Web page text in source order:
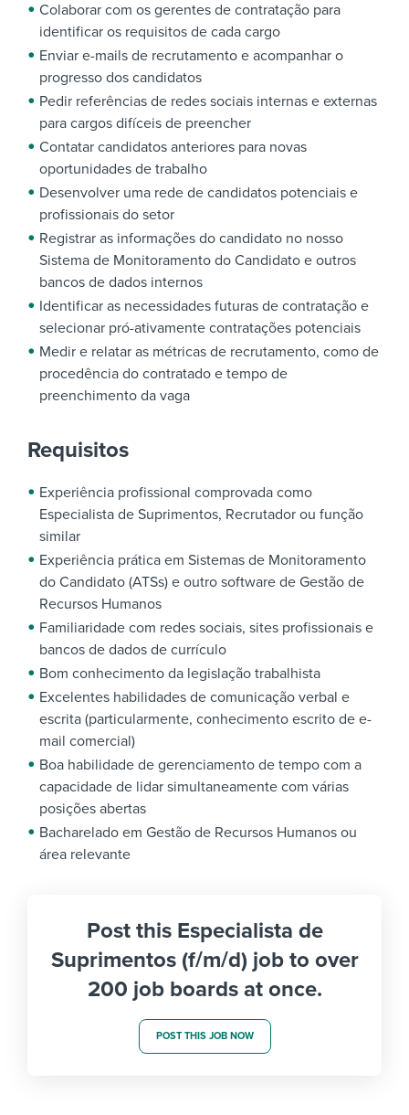
Colaborar com os gerentes de contratação para
identificar os requisitos de cada cargo
Enviar e-mails de recrutamento e acompanhar o
progresso dos candidatos
Pedir referências de redes sociais internas e externas
para cargos difíceis de preencher
Contatar candidatos anteriores para novas
oportunidades de trabalho
Desenvolver uma rede de candidatos potenciais e
profissionais do setor
Registrar as informações do candidato no nosso
Sistema de Monitoramento do Candidato e outros
bancos de dados internos
Identificar as necessidades futuras de contratação e
selecionar pró-ativamente contratações potenciais
Medir e relatar as métricas de recrutamento, como de
procedência do contratado e tempo de
preenchimento da vaga
Requisitos
Experiência profissional comprovada como
Especialista de Suprimentos, Recrutador ou função
similar
Experiência prática em Sistemas de Monitoramento
do Candidato (ATSs) e outro software de Gestão de
Recursos Humanos
Familiaridade com redes sociais, sites profissionais e
bancos de dados de currículo
Bom conhecimento da legislação trabalhista
Excelentes habilidades de comunicação verbal e
escrita (particularmente, conhecimento escrito de e-
mail comercial)
Boa habilidade de gerenciamento de tempo com a
capacidade de lidar simultaneamente com várias
posições abertas
Bacharelado em Gestão de Recursos Humanos ou
área relevante
Post this Especialista de
Suprimentos (f/m/d) job to over
200 job boards at once.
POST THIS JOB NOW